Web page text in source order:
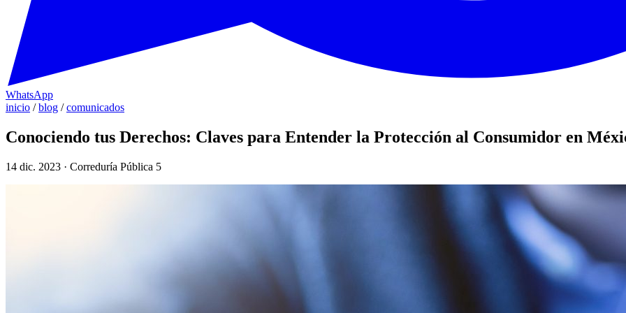
WhatsApp
inicio / blog / comunicados
Conociendo tus Derechos: Claves para Entender la Protección al Consumidor en
14 dic. 2023 · Correduría Pública 5